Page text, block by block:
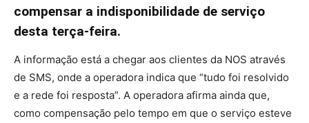
compensar a indisponibilidade de serviço
desta terça-feira.
A informação está a chegar aos clientes da NOS através
de SMS, onde a operadora indica que “tudo foi resolvido
e a rede foi resposta”. A operadora afirma ainda que,
como compensação pelo tempo em que o serviço esteve